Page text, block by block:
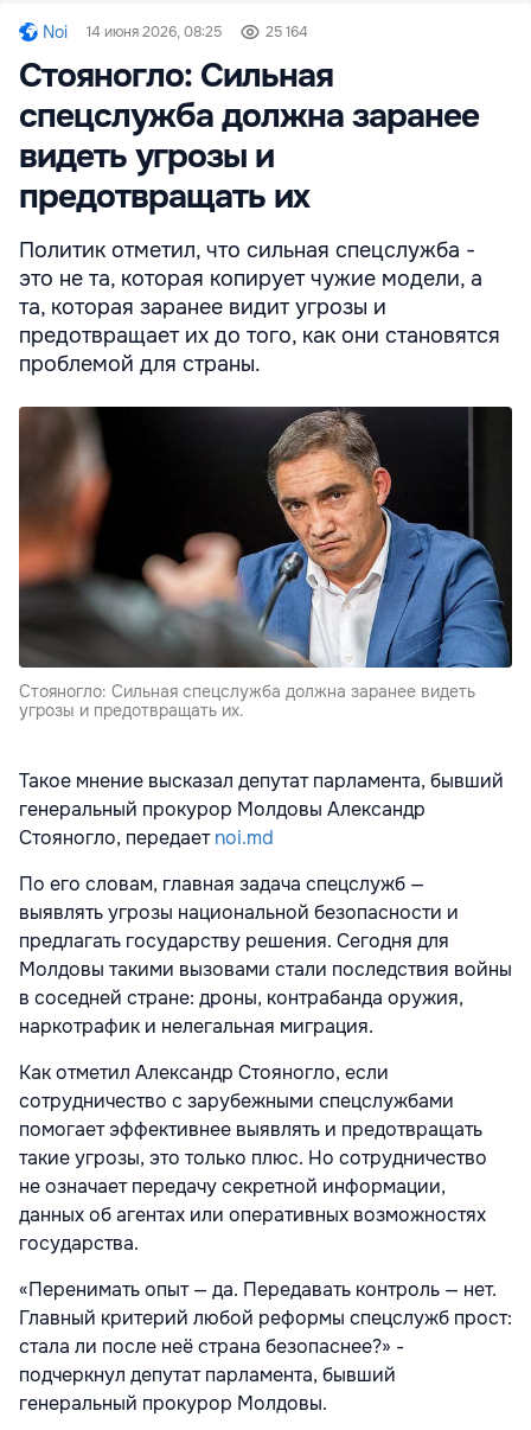
Noi 14 июня 2026, 08:25 25 164
Стояногло: Сильная
спецслужба должна заранее
видеть угрозы и
предотвращать их
Политик отметил, что сильная спецслужба -
это не та, которая копирует чужие модели, а
та, которая заранее видит угрозы и
предотвращает их до того, как они становятся
проблемой для страны.
Стояногло: Сильная спецслужба должна заранее видеть
угрозы и предотвращать их.
Такое мнение высказал депутат парламента, бывший
генеральный прокурор Молдовы Александр
Стояногло, передаетnoi.md
По его словам, главная задача спецслужб —
выявлять угрозы национальной безопасности и
предлагать государству решения. Сегодня для
Молдовы такими вызовами стали последствия войны
в соседней стране: дроны, контрабанда оружия,
наркотрафик и нелегальная миграция.
Как отметил Александр Стояногло, если
сотрудничество с зарубежными спецслужбами
помогает эффективнее выявлять и предотвращать
такие угрозы, это только плюс. Но сотрудничество
не означает передачу секретной информации,
данных об агентах или оперативных возможностях
государства.
«Перенимать опыт — да. Передавать контроль — нет.
Главный критерий любой реформы спецслужб прост:
стала ли после неё страна безопаснее?» -
подчеркнул депутат парламента, бывший
генеральный прокурор Молдовы.